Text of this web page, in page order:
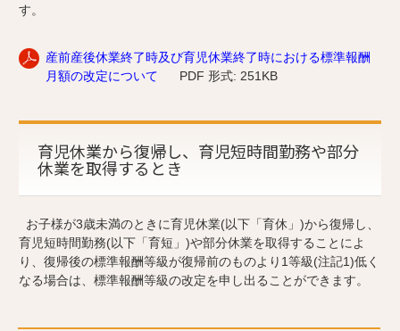
す。
産前産後休業終了時及び育児休業終了時における標準報酬
月額の改定について
PDF 形式: 251KB
育児休業から復帰し、育児短時間勤務や部分
休業を取得するとき
お子様が3歳未満のときに育児休業(以下「育休」)から復帰し、
育児短時間勤務(以下「育短」)や部分休業を取得することによ
り、復帰後の標準報酬等級が復帰前のものより1等級(注記1)低く
なる場合は、標準報酬等級の改定を申し出ることができます。